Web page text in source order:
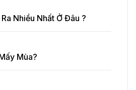
Nhiều Nhất Ở Đâu ?
Mùa?